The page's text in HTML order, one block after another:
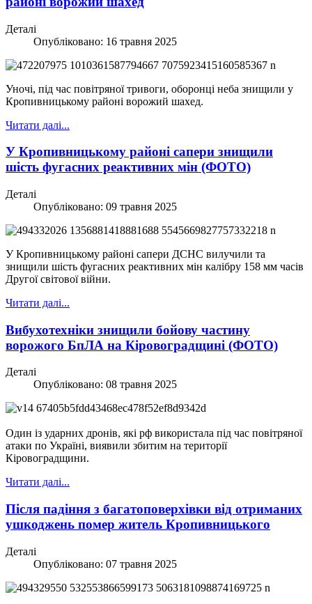
Деталі
Опубліковано: 16 травня 2025
Уночі, під час повітряної тривоги, оборонці неба знищили у
Кропивницькому районі ворожий шахед.
Читати далі...
У Кропивницькому районі сапери знищили
шість фугасних реактивних мін (ФОТО)
Деталі
Опубліковано: 09 травня 2025
У Кропивницькому районі сапери ДСНС вилучили та
знищили шість фугасних реактивних мін калібру 158 мм часів
Другої світової війни.
Читати далі...
Вибухотехніки знищили бойову частину
ворожого БпЛА на Кіровоградщині (ФОТО)
Деталі
Опубліковано: 08 травня 2025
Один із ударних дронів, які рф використала під час повітряної
атаки по Україні, виявили збитим на території
Кіровоградщини.
Читати далі...
Після падіння з багатоповерхівки від отриманих
ушкоджень помер житель Кропивницького
Деталі
Опубліковано: 07 травня 2025